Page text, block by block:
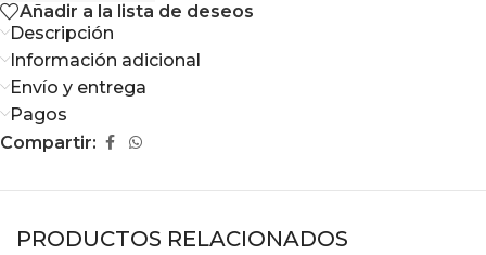
Añadir a la lista de deseos
Descripción
Información adicional
Envío y entrega
Pagos
Compartir:
PRODUCTOS RELACIONADOS